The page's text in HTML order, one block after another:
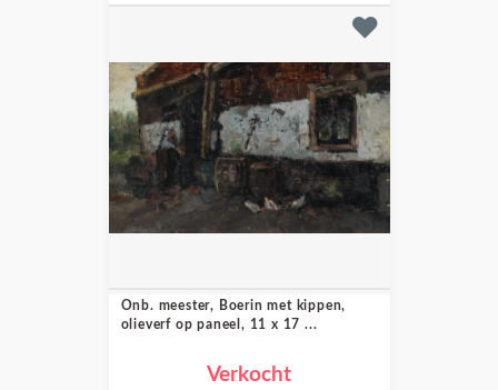
Onb. meester, Boerin met kippen,
olieverf op paneel, 11 x 17 ...
Verkocht